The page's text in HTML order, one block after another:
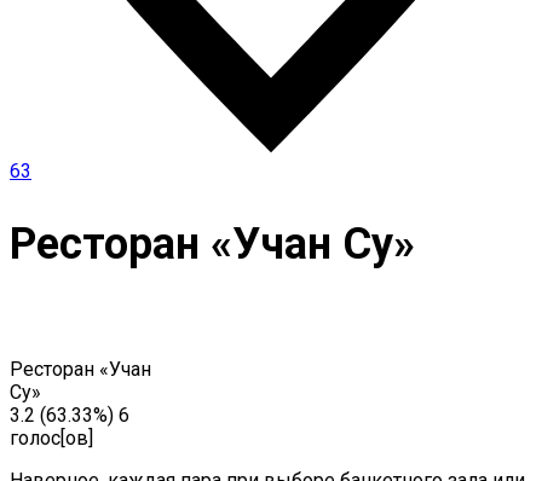
63
Ресторан «Учан Су»
Ресторан «Учан
Су»
3.2 (63.33%) 6
голос[ов]